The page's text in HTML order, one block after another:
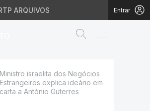
ARQUIVOS Entrar
ideário em
Ministro israelita dos Negócios
Estrangeiros explica ideário em
carta a António Guterres